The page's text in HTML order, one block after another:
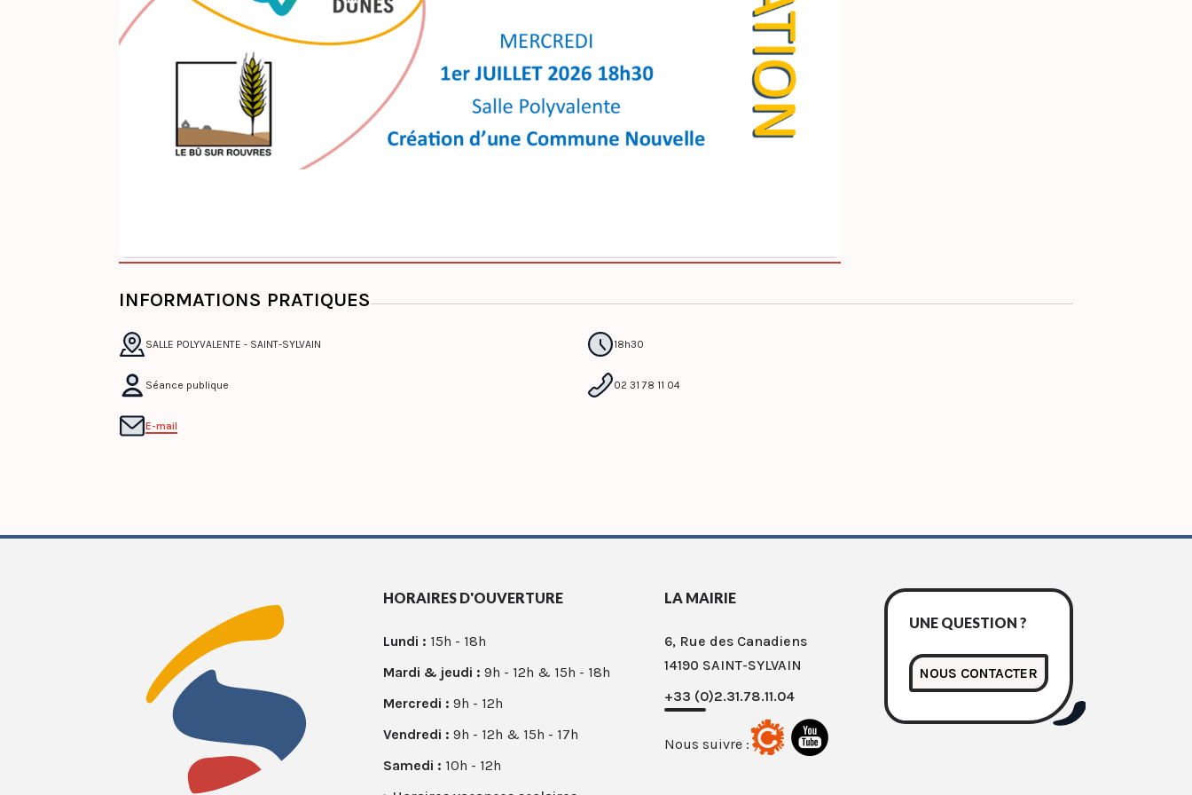
INFORMATIONS PRATIQUES
SALLE POLYVALENTE - SAINT-SYLVAIN 18h30
Séance publique 02 31 78 11 04
E-mail
HORAIRES D'OUVERTURE
Lundi : 15h - 18h
Mardi & jeudi : 9h - 12h & 15h - 18h
Mercredi : 9h - 12h
Vendredi : 9h - 12h & 15h - 17h
Samedi : 10h - 12h
LA MAIRIE
6, Rue des Canadiens
14190 SAINT-SYLVAIN
+33 (0)2.31.78.11.04
Nous suivre :
UNE QUESTION ?
NOUS CONTACTER